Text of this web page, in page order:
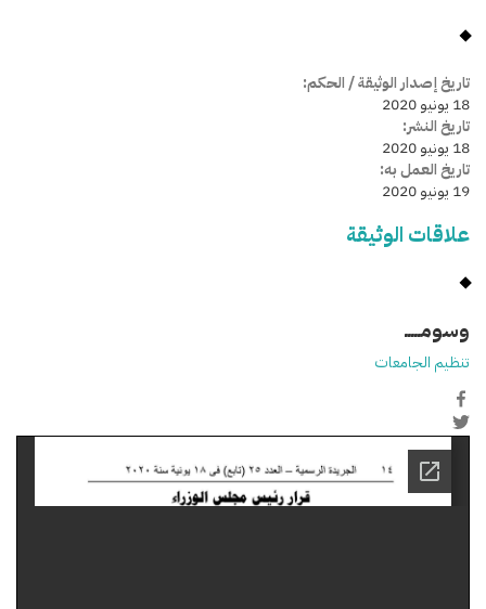
تاريخ إصدار الوثيقة / الحكم:
18 يونيو 2020
تاريخ النشر:
18 يونيو 2020
تاريخ العمل به:
19 يونيو 2020
علاقات الوثيقة
وسومـــــ
تنظيم الجامعات